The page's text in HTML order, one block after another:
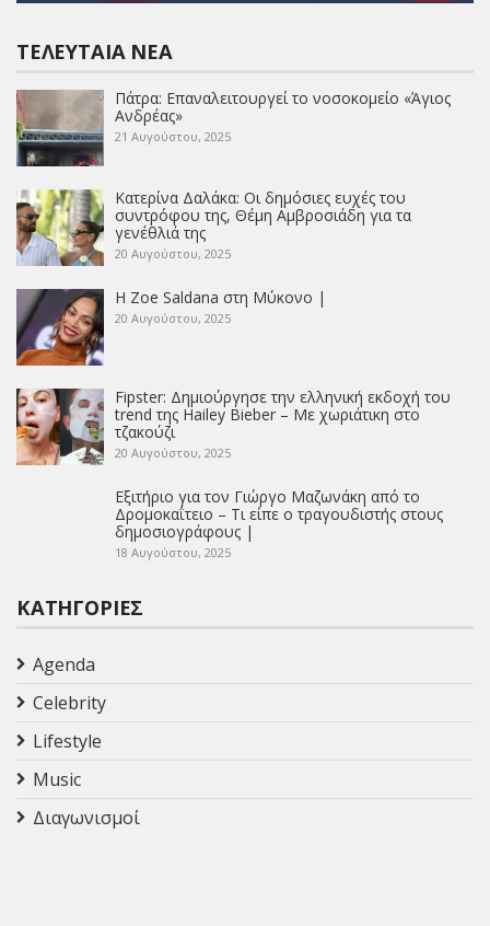
ΤΕΛΕΥΤΑΊΑ ΝΈΑ
Πάτρα: Επαναλειτουργεί το νοσοκομείο «Άγιος
Ανδρέας»
21 Αυγούστου, 2025
Κατερίνα Δαλάκα: Οι δημόσιες ευχές του
συντρόφου της, Θέμη Αμβροσιάδη για τα
γενέθλιά της
20 Αυγούστου, 2025
Η Zoe Saldana στη Μύκονο |
20 Αυγούστου, 2025
Fipster: Δημιούργησε την ελληνική εκδοχή του
trend της Hailey Bieber – Με χωριάτικη στο
τζακούζι
20 Αυγούστου, 2025
Εξιτήριο για τον Γιώργο Μαζωνάκη από το
Δρομοκαΐτειο – Τι είπε ο τραγουδιστής στους
δημοσιογράφους |
18 Αυγούστου, 2025
ΚΑΤΗΓΟΡΊΕΣ
Agenda
Celebrity
Lifestyle
Music
Διαγωνισμοί